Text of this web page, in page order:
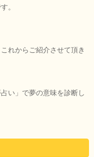
。
れからご紹介させて頂き
い」で夢の意味を診断し